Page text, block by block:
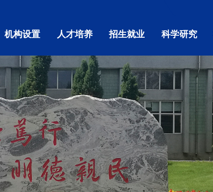
机构设置 人才培养 招生就业 科学研究